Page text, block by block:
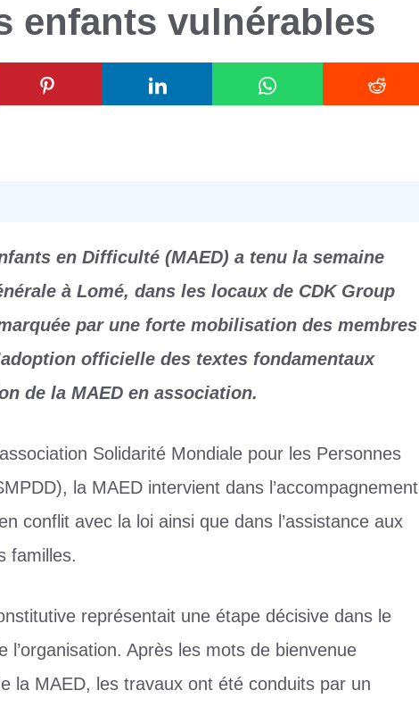
enfants vulnérables
en Difficulté (MAED) a tenu la semaine
à Lomé, dans les locaux de CDK Group
par une forte mobilisation des membres
officielle des textes fondamentaux
de la MAED en association.
Solidarité Mondiale pour les Personnes
la MAED intervient dans l’accompagnement
conflit avec la loi ainsi que dans l’assistance aux
familles.
représentait une étape décisive dans le
l’organisation. Après les mots de bienvenue
la MAED, les travaux ont été conduits par un